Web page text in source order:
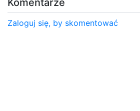
Zaloguj się, by skomentować